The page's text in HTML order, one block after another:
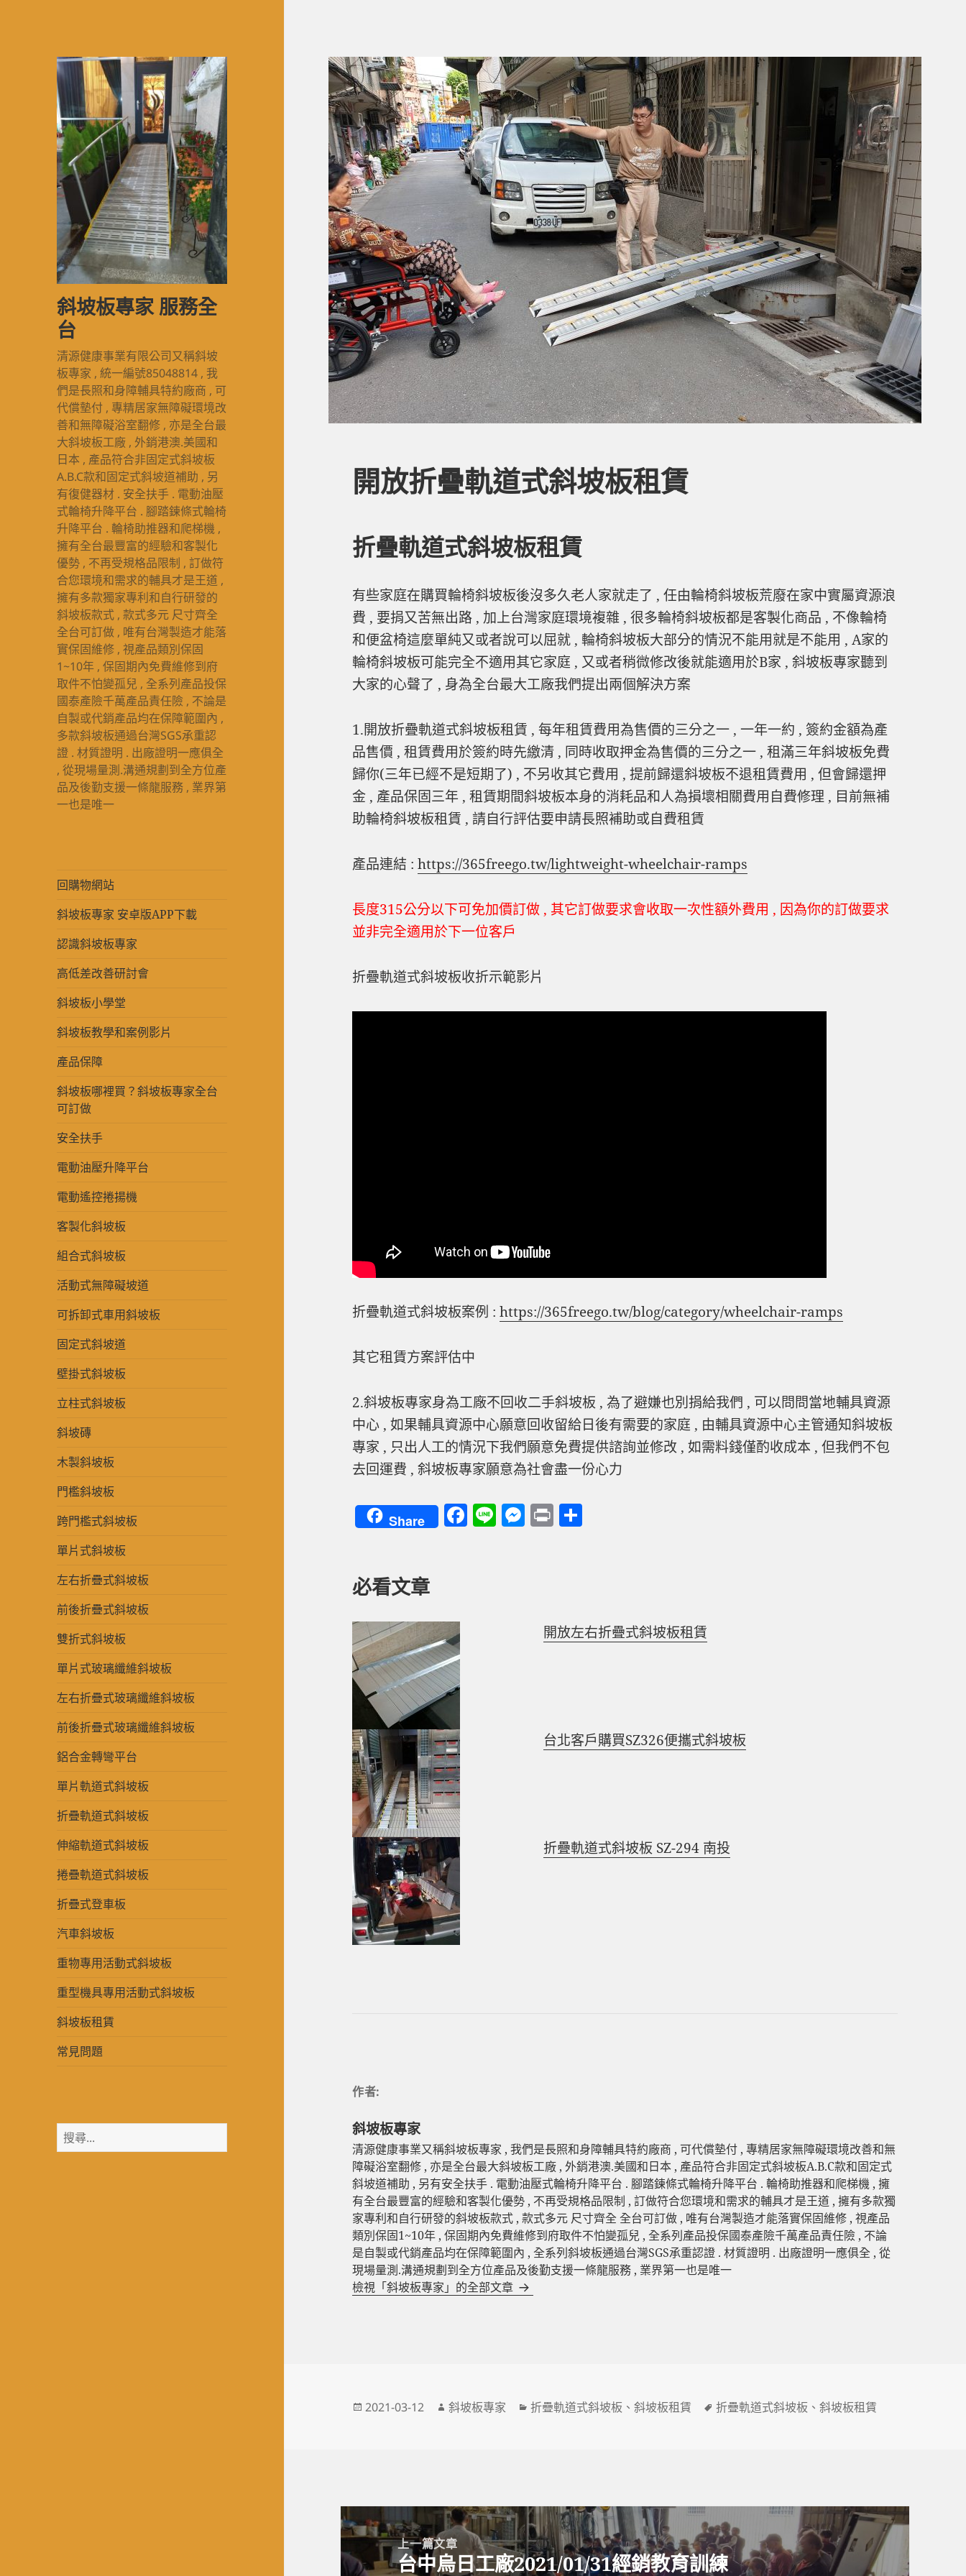
斜坡板專家 服務全
台
清源健康事業有限公司又稱斜坡
板專家 , 統一編號85048814 , 我
們是長照和身障輔具特約廠商 , 可
代償墊付 , 專精居家無障礙環境改
善和無障礙浴室翻修 , 亦是全台最
大斜坡板工廠 , 外銷港澳.美國和
日本 , 產品符合非固定式斜坡板
A.B.C款和固定式斜坡道補助 , 另
有復健器材 . 安全扶手 . 電動油壓
式輪椅升降平台 . 腳踏鍊條式輪椅
升降平台 . 輪椅助推器和爬梯機 ,
擁有全台最豐富的經驗和客製化
優勢 , 不再受規格品限制 , 訂做符
合您環境和需求的輔具才是王道 ,
擁有多款獨家專利和自行研發的
斜坡板款式 , 款式多元 尺寸齊全
全台可訂做 , 唯有台灣製造才能落
實保固維修 , 視產品類別保固
1~10年 , 保固期內免費維修到府
取件不怕變孤兒 , 全系列產品投保
國泰產險千萬產品責任險 , 不論是
自製或代銷產品均在保障範圍內 ,
多款斜坡板通過台灣SGS承重認
證 . 材質證明 . 出廠證明一應俱全
, 從現場量測.溝通規劃到全方位產
品及後勤支援一條龍服務 , 業界第
一也是唯一
回購物網站
斜坡板專家 安卓版APP下載
認識斜坡板專家
高低差改善研討會
斜坡板小學堂
斜坡板教學和案例影片
產品保障
斜坡板哪裡買？斜坡板專家全台
可訂做
安全扶手
電動油壓升降平台
電動遙控捲揚機
客製化斜坡板
組合式斜坡板
活動式無障礙坡道
可拆卸式車用斜坡板
固定式斜坡道
壁掛式斜坡板
立柱式斜坡板
斜坡磚
木製斜坡板
門檻斜坡板
跨門檻式斜坡板
單片式斜坡板
左右折疊式斜坡板
前後折疊式斜坡板
雙折式斜坡板
單片式玻璃纖維斜坡板
左右折疊式玻璃纖維斜坡板
前後折疊式玻璃纖維斜坡板
鋁合金轉彎平台
單片軌道式斜坡板
折疊軌道式斜坡板
伸縮軌道式斜坡板
捲疊軌道式斜坡板
折疊式登車板
汽車斜坡板
重物專用活動式斜坡板
重型機具專用活動式斜坡板
斜坡板租賃
常見問題
搜
尋
開放折疊軌道式斜坡板租賃
折疊軌道式斜坡板租賃
有些家庭在購買輪椅斜坡板後沒多久老人家就走了 , 任由輪椅斜坡板荒廢在家中實屬資源浪
費 , 要捐又苦無出路 , 加上台灣家庭環境複雜 , 很多輪椅斜坡板都是客製化商品 , 不像輪椅
和便盆椅這麼單純又或者說可以屈就 , 輪椅斜坡板大部分的情況不能用就是不能用 , A家的
輪椅斜坡板可能完全不適用其它家庭 , 又或者稍微修改後就能適用於B家 , 斜坡板專家聽到
大家的心聲了 , 身為全台最大工廠我們提出兩個解決方案
1.開放折疊軌道式斜坡板租賃 , 每年租賃費用為售價的三分之一 , 一年一約 , 簽約金額為產
品售價 , 租賃費用於簽約時先繳清 , 同時收取押金為售價的三分之一 , 租滿三年斜坡板免費
歸你(三年已經不是短期了) , 不另收其它費用 , 提前歸還斜坡板不退租賃費用 , 但會歸還押
金 , 產品保固三年 , 租賃期間斜坡板本身的消耗品和人為損壞相關費用自費修理 , 目前無補
助輪椅斜坡板租賃 , 請自行評估要申請長照補助或自費租賃
產品連結 :https://365freego.tw/lightweight-wheelchair-ramps
長度315公分以下可免加價訂做 , 其它訂做要求會收取一次性額外費用 , 因為你的訂做要求
並非完全適用於下一位客戶
折疊軌道式斜坡板收折示範影片
折疊軌道式斜坡板案例 :https://365freego.tw/blog/category/wheelchair-ramps
其它租賃方案評估中
2.斜坡板專家身為工廠不回收二手斜坡板 , 為了避嫌也別捐給我們 , 可以問問當地輔具資源
中心 , 如果輔具資源中心願意回收留給日後有需要的家庭 , 由輔具資源中心主管通知斜坡板
專家 , 只出人工的情況下我們願意免費提供諮詢並修改 , 如需料錢僅酌收成本 , 但我們不包
去回運費 , 斜坡板專家願意為社會盡一份心力
Share F Li M
er
P
必看文章
開放左右折疊式斜坡板租賃
台北客戶購買SZ326便攜式斜坡板
折疊軌道式斜坡板 SZ-294 南投
作者:
斜坡板專家
清源健康事業又稱斜坡板專家 , 我們是長照和身障輔具特約廠商 , 可代償墊付 , 專精居家無障礙環境改善和無
障礙浴室翻修 , 亦是全台最大斜坡板工廠 , 外銷港澳.美國和日本 , 產品符合非固定式斜坡板A.B.C款和固定式
斜坡道補助 , 另有安全扶手 . 電動油壓式輪椅升降平台 . 腳踏鍊條式輪椅升降平台 . 輪椅助推器和爬梯機 , 擁
有全台最豐富的經驗和客製化優勢 , 不再受規格品限制 , 訂做符合您環境和需求的輔具才是王道 , 擁有多款獨
家專利和自行研發的斜坡板款式 , 款式多元 尺寸齊全 全台可訂做 , 唯有台灣製造才能落實保固維修 , 視產品
類別保固1~10年 , 保固期內免費維修到府取件不怕變孤兒 , 全系列產品投保國泰產險千萬產品責任險 , 不論
是自製或代銷產品均在保障範圍內 , 全系列斜坡板通過台灣SGS承重認證 . 材質證明 . 出廠證明一應俱全 , 從
現場量測.溝通規劃到全方位產品及後勤支援一條龍服務 , 業界第一也是唯一
檢視「斜坡板專家」的全部文章
發
2021-03-12
作
斜坡板專家
分
折疊軌道式斜坡板 、斜坡板租賃
標
折疊軌道式斜坡板 、斜坡板租賃
文
章
導
上一篇文章
上
台中烏日工廠2021/01/31經銷教育訓練